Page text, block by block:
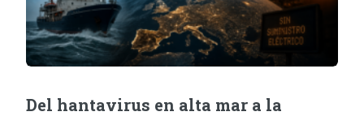
Del hantavirus en alta mar a la